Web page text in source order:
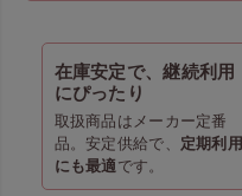
在庫安定で、継続利用
にぴったり
取扱商品はメーカー定番
品。安定供給で、 定期利用
にも最適です。